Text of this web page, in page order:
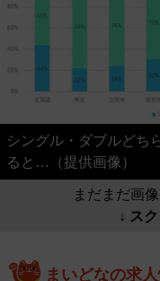
シングル・ダブルどち
ると…（提供画像）
まだまだ画
↓ ス
まいどなの求